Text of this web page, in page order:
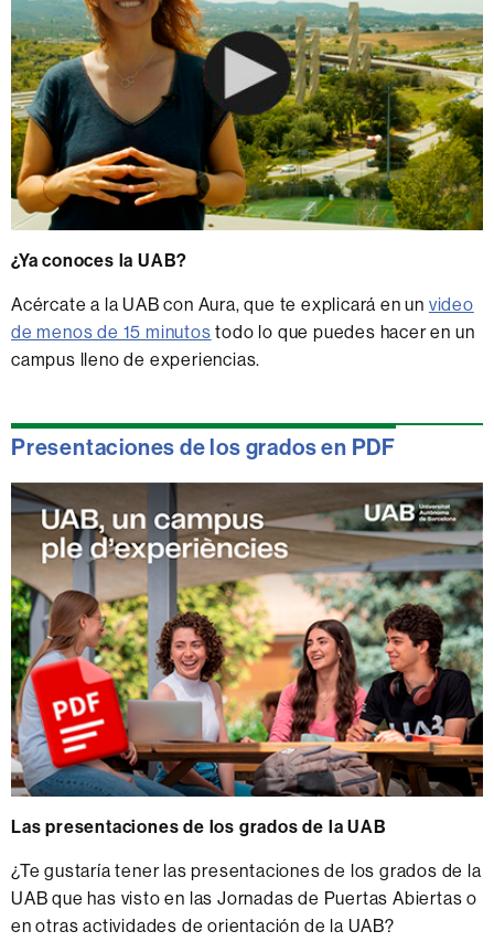
¿Ya conoces la UAB?
Acércate a la UAB con Aura, que te explicará en un video
de menos de 15 minutos todo lo que puedes hacer en un
campus lleno de experiencias.
Presentaciones de los grados en PDF
Las presentaciones de los grados de la UAB
¿Te gustaría tener las presentaciones de los grados de la
UAB que has visto en las Jornadas de Puertas Abiertas o
en otras actividades de orientación de la UAB?